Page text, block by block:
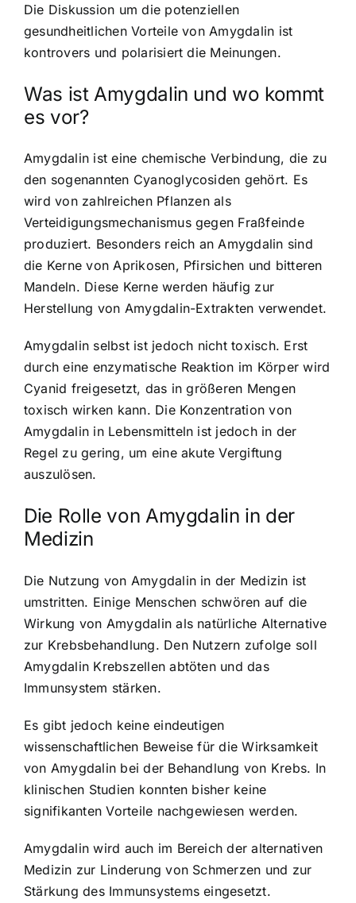
Die Diskussion um die potenziellen
gesundheitlichen Vorteile von Amygdalin ist
kontrovers und polarisiert die Meinungen.
Was ist Amygdalin und wo kommt
es vor?
Amygdalin ist eine chemische Verbindung, die zu
den sogenannten Cyanoglycosiden gehört. Es
wird von zahlreichen Pflanzen als
Verteidigungsmechanismus gegen Fraßfeinde
produziert. Besonders reich an Amygdalin sind
die Kerne von Aprikosen, Pfirsichen und bitteren
Mandeln. Diese Kerne werden häufig zur
Herstellung von Amygdalin-Extrakten verwendet.
Amygdalin selbst ist jedoch nicht toxisch. Erst
durch eine enzymatische Reaktion im Körper wird
Cyanid freigesetzt, das in größeren Mengen
toxisch wirken kann. Die Konzentration von
Amygdalin in Lebensmitteln ist jedoch in der
Regel zu gering, um eine akute Vergiftung
auszulösen.
Die Rolle von Amygdalin in der
Medizin
Die Nutzung von Amygdalin in der Medizin ist
umstritten. Einige Menschen schwören auf die
Wirkung von Amygdalin als natürliche Alternative
zur Krebsbehandlung. Den Nutzern zufolge soll
Amygdalin Krebszellen abtötenund das
Immunsystem stärken.
Es gibt jedoch keine eindeutigen
wissenschaftlichen Beweise für die Wirksamkeit
von Amygdalin bei der Behandlung von Krebs. In
klinischen Studien konnten bisher keine
signifikanten Vorteile nachgewiesen werden.
Amygdalin wird auch im Bereich der alternativen
Medizin zur Linderung von Schmerzen und zur
Stärkung des Immunsystems eingesetzt.